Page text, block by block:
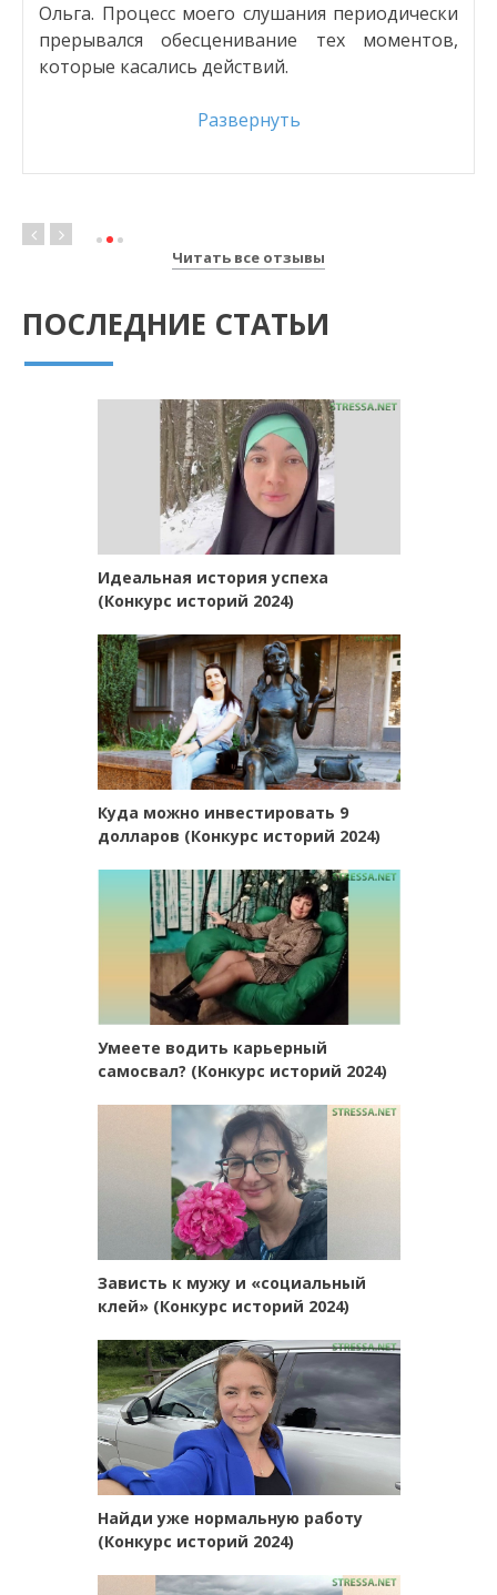
Ольга. Процесс моего слушания периодически
прерывался обесценивание тех моментов,
которые касались действий.
Развернуть
Читать все отзывы
ПОСЛЕДНИЕ СТАТЬИ
Идеальная история успеха
(Конкурс историй 2024)
Куда можно инвестировать 9
долларов (Конкурс историй 2024)
Умеете водить карьерный
самосвал? (Конкурс историй 2024)
Зависть к мужу и «социальный
клей» (Конкурс историй 2024)
Найди уже нормальную работу
(Конкурс историй 2024)